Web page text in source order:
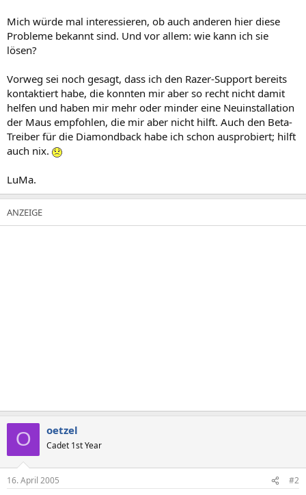
Mich würde mal interessieren, ob auch anderen hier diese
Probleme bekannt sind. Und vor allem: wie kann ich sie
lösen?
Vorweg sei noch gesagt, dass ich den Razer-Support bereits
kontaktiert habe, die konnten mir aber so recht nicht damit
helfen und haben mir mehr oder minder eine Neuinstallation
der Maus empfohlen, die mir aber nicht hilft. Auch den Beta-
Treiber für die Diamondback habe ich schon ausprobiert; hilft
auch nix.
LuMa.
O oetzel
Cadet 1st Year
16. April 2005 #2